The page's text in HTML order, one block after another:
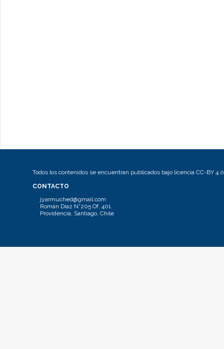
Todos los contenidos se encuentran publicados bajo licencia CC-BY 4.0
CONTACTO
jyarmuched@gmail.com
Román Díaz N°205 Of. 401.
Providencia, Santiago, Chile